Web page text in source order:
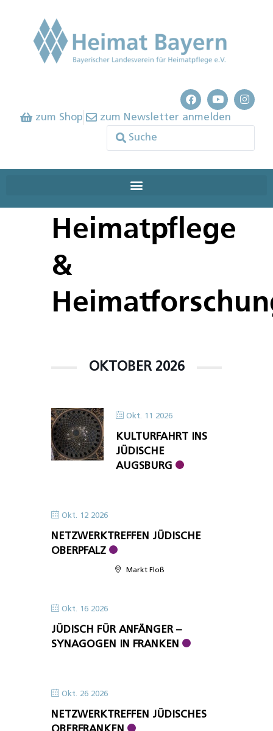
zum Shop zum Newsletter anmelden
Heimatpflege
&
OKTOBER 2026
Okt. 11 2026
KULTURFAHRT INS
JÜDISCHE
AUGSBURG
Okt. 12 2026
NETZWERKTREFFEN JÜDISCHE
OBERPFALZ
Markt Floß
Okt. 16 2026
JÜDISCH FÜR ANFÄNGER –
SYNAGOGEN IN FRANKEN
Okt. 26 2026
NETZWERKTREFFEN JÜDISCHES